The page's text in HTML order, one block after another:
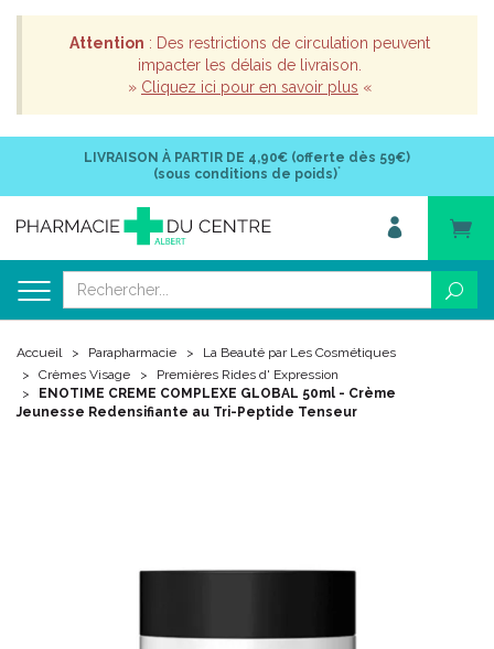
Attention : Des restrictions de circulation peuvent
impacter les délais de livraison.
» Cliquez ici pour en savoir plus «
LIVRAISON À PARTIR DE 4,90€ (offerte dès 59€)
(sous conditions de poids)*
Accueil Parapharmacie
La Beauté par Les Cosmétiques
Crèmes Visage
Premières Rides d' Expression
ENOTIME CREME COMPLEXE GLOBAL 50ml - Crème
Jeunesse Redensifiante au Tri-Peptide Tenseur